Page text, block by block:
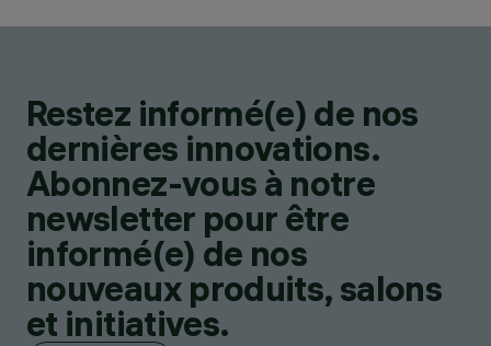
Restez informé(e) de nos
dernières innovations.
Abonnez-vous à notre
newsletter pour être
informé(e) de nos
nouveaux produits, salons
et initiatives.